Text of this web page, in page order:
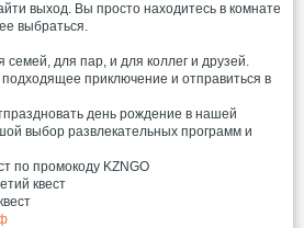
выход. Вы просто находитесь в комнате
выбраться.
для пар, и для коллег и друзей.
приключение и отправиться в
день рождение в нашей
выбор развлекательных программ и
по промокоду KZNGO
квест